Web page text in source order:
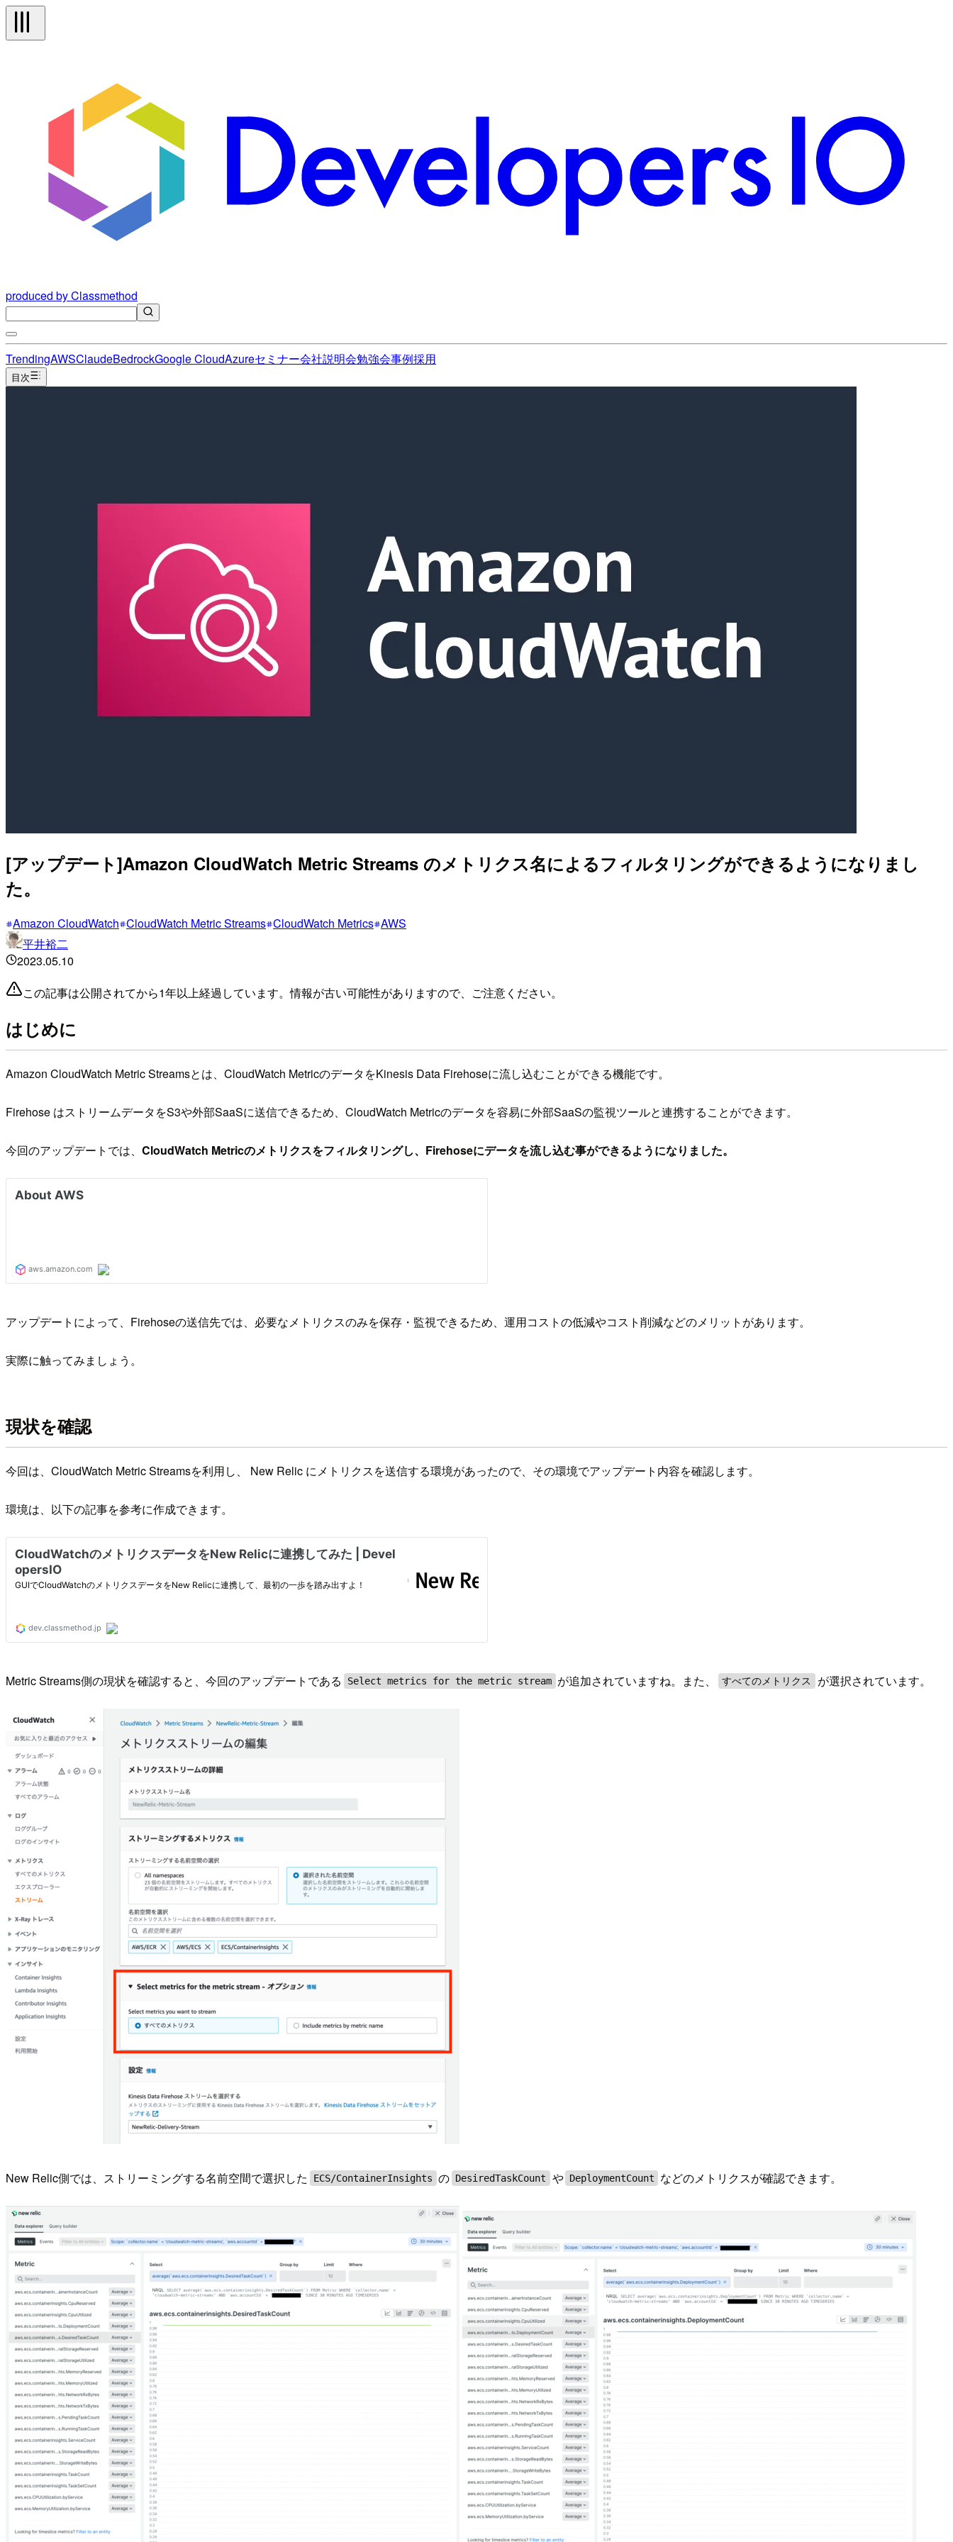
produced by Classmethod
TrendingAWSClaudeBedrockGoogle CloudAzureセミナー会社説明会勉強会事例採用
目次
[アップデート]Amazon CloudWatch Metric Streams のメトリクス名によるフィルタリングができるようになりまし
た。
Amazon CloudWatch CloudWatch Metric Streams CloudWatch Metrics AWS
平井裕二
2023.05.10
この記事は公開されてから1年以上経過しています。情報が古い可能性がありますので、ご注意ください。
はじめに
Amazon CloudWatch Metric Streamsとは、CloudWatch MetricのデータをKinesis Data Firehoseに流し込むことができる機能です。
Firehose はストリームデータをS3や外部SaaSに送信できるため、CloudWatch Metricのデータを容易に外部SaaSの監視ツールと連携することができます。
今回のアップデートでは、 CloudWatch Metricのメトリクスをフィルタリングし、Firehoseにデータを流し込む事ができるようになりました。
アップデートによって、Firehoseの送信先では、必要なメトリクスのみを保存・監視できるため、運用コストの低減やコスト削減などのメリットがあります。
実際に触ってみましょう。
現状を確認
今回は、CloudWatch Metric Streamsを利用し、 New Relic にメトリクスを送信する環境があったので、その環境でアップデート内容を確認します。
環境は、以下の記事を参考に作成できます。
Metric Streams側の現状を確認すると、今回のアップデートである Select metrics for the metric stream が追加されていますね。また、 すべてのメトリクス が選択されています。
New Relic側では、ストリーミングする名前空間で選択した ECS/ContainerInsights の DesiredTaskCount や DeploymentCount などのメトリクスが確認できます。